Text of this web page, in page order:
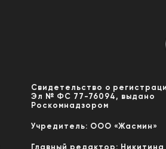
Свидетельство о
Эл № ФС 77-76094, выдано
Роскомнадзором
Учредитель: ООО «Жасмин»
Главный редактор: Никитина